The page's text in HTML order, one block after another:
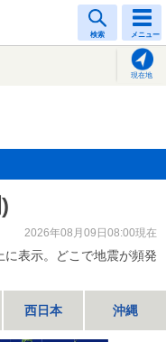
検索 メニュー
現在地
2026年08月09日08:00現在
表示。どこで地震が頻発
西日本 沖縄